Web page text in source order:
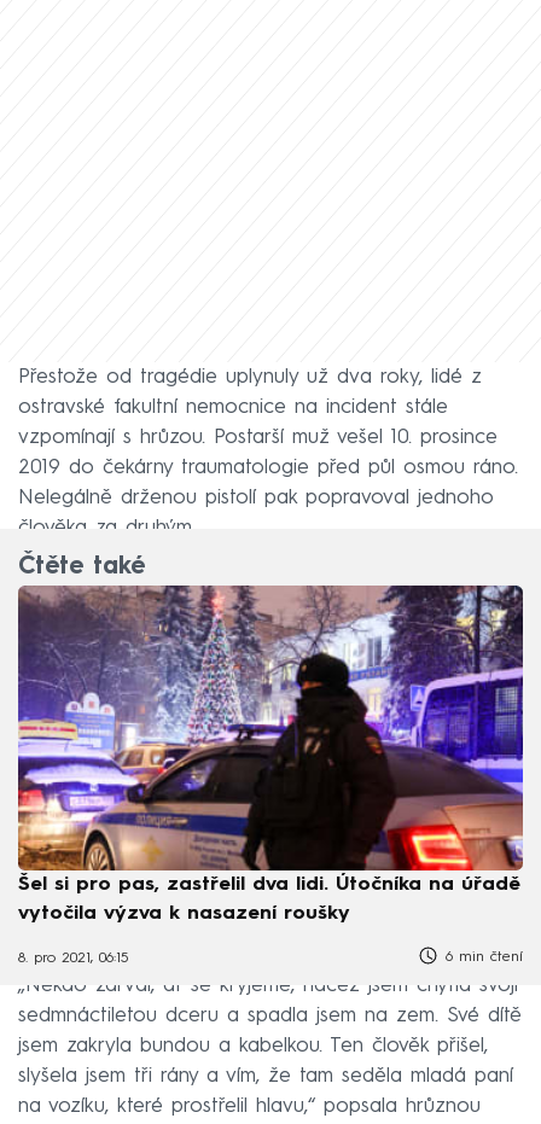
Přestože od tragédie uplynuly už dva roky, lidé z
ostravské fakultní nemocnice na incident stále
vzpomínají s hrůzou. Postarší muž vešel 10. prosince
2019 do čekárny traumatologie před půl osmou ráno.
Nelegálně drženou pistolí pak popravoval jednoho
člověka za druhým.
Čtěte také
Šel si pro pas, zastřelil dva lidi. Útočníka na úřadě
vytočila výzva k nasazení roušky
8. pro 2021, 06:15 6 min čtení
„Někdo zařval, ať se kryjeme, načež jsem chytla svoji
sedmnáctiletou dceru a spadla jsem na zem. Své dítě
jsem zakryla bundou a kabelkou. Ten člověk přišel,
slyšela jsem tři rány a vím, že tam seděla mladá paní
na vozíku, které prostřelil hlavu,“ popsala hrůznou